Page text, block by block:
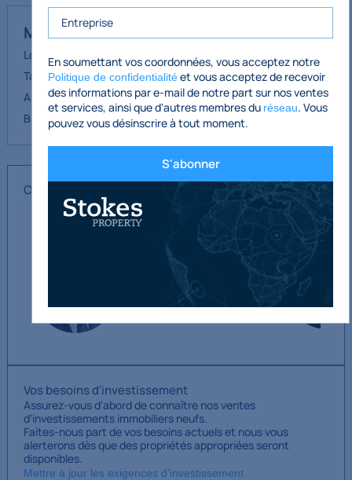
Mandat
Loyer : 60 000 € par an
Tarifs : environ 5 034 € (2023)
Assurance : à confirmer
BER : à confirmer
Contacter l'agent principal (1/2)
Nick Boyle
nick@stokesproperty.ie
Vos besoins d'investissement
Assurez-vous d'abord de connaître nos ventes
d'investissements immobiliers neufs.
Faites-nous part de vos besoins actuels et nous vous
alerterons dès que des propriétés appropriées seront
disponibles.
Mettre à jour les exigences d'investissement
En soumettant vos coordonnées, vous acceptez notre
Politique de confidentialitéet vous acceptez de recevoir
des informations par e-mail de notre part sur nos ventes
et services, ainsi que d'autres membres du réseau. Vous
pouvez vous désinscrire à tout moment.
S'abonner